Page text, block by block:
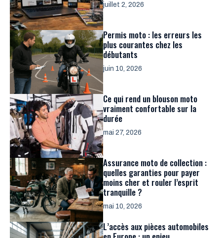
juillet 2, 2026
Permis moto : les erreurs les
plus courantes chez les
débutants
juin 10, 2026
Ce qui rend un blouson moto
vraiment confortable sur la
durée
mai 27, 2026
Assurance moto de collection :
quelles garanties pour payer
moins cher et rouler l’esprit
tranquille ?
mai 10, 2026
L’accès aux pièces automobiles